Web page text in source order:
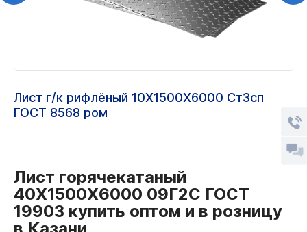
Лист г/к рифлёный 10Х1500Х6000 Ст3сп
ГОСТ 8568 ром
Лист горячекатаный
40Х1500Х6000 09Г2С ГОСТ
19903 купить оптом и в розницу